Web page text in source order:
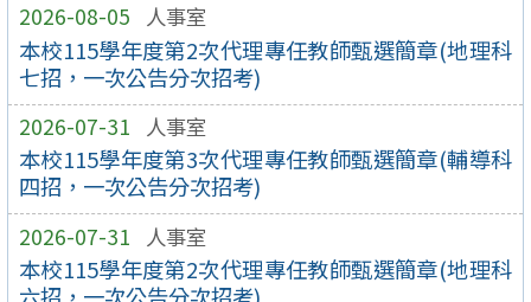
2026-08-05 人事室
本校115學年度第2次代理專任教師甄選簡章(地理科
七招，一次公告分次招考)
2026-07-31 人事室
本校115學年度第3次代理專任教師甄選簡章(輔導科
四招，一次公告分次招考)
2026-07-31 人事室
本校115學年度第2次代理專任教師甄選簡章(地理科